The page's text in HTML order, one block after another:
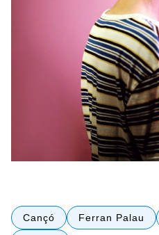
Cançó Ferran Palau